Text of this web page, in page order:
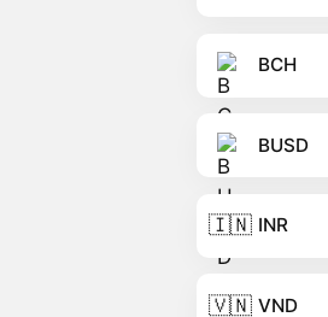
BCH
BUSD
🇮🇳 INR
🇻🇳 VND